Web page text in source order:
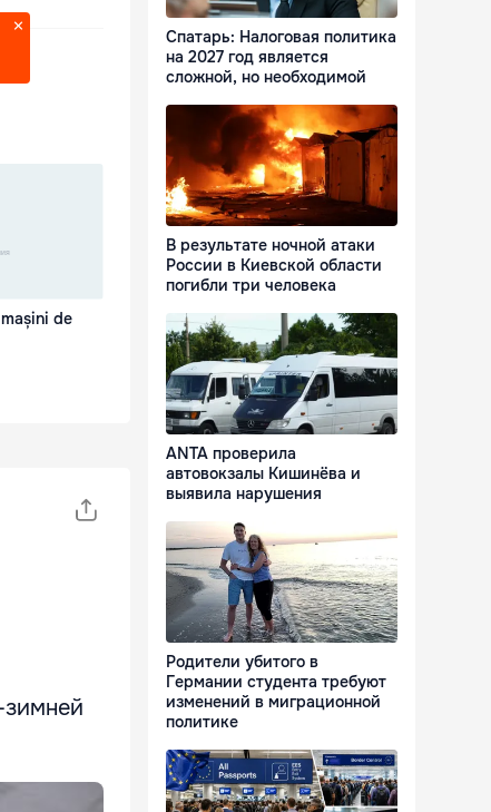
de
зимней
Спатарь: Налоговая политика
на 2027 год является
сложной, но необходимой
В результате ночной атаки
России в Киевской области
погибли три человека
ANTA проверила
автовокзалы Кишинёва и
выявила нарушения
Родители убитого в
Германии студента требуют
изменений в миграционной
политике